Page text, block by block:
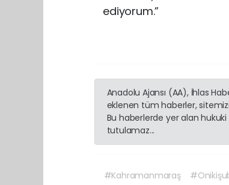
ediyorum.”
Anadolu Ajansı (AA), İhlas
eklenen tüm haberler,
Bu haberlerde yer alan
tutulamaz...
#Kahramanmaraş